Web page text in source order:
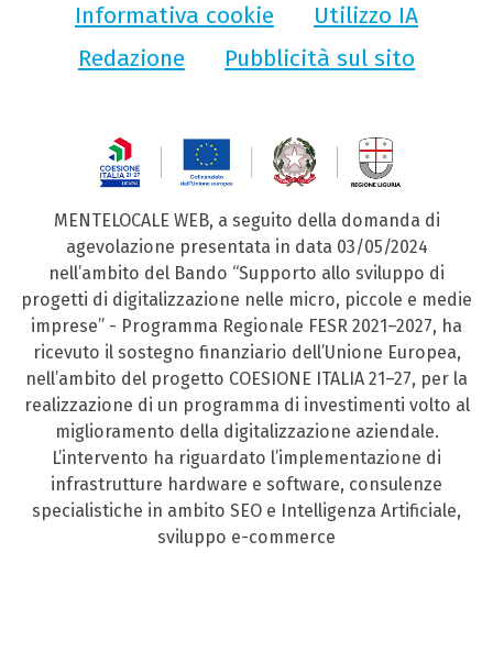
Informativa cookie
Utilizzo IA
Redazione
Pubblicità sul sito
MENTELOCALE WEB, a seguito della domanda di
agevolazione presentata in data 03/05/2024
nell’ambito del Bando “Supporto allo sviluppo di
progetti di digitalizzazione nelle micro, piccole e medie
imprese” - Programma Regionale FESR 2021–2027, ha
ricevuto il sostegno finanziario dell’Unione Europea,
nell’ambito del progetto COESIONE ITALIA 21–27, per la
realizzazione di un programma di investimenti volto al
miglioramento della digitalizzazione aziendale.
L’intervento ha riguardato l’implementazione di
infrastrutture hardware e software, consulenze
specialistiche in ambito SEO e Intelligenza Artificiale,
sviluppo e-commerce